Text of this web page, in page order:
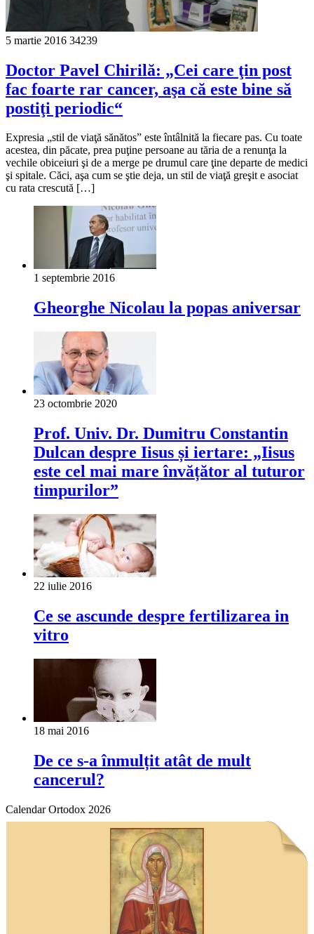
5 martie 2016 34239
Doctor Pavel Chirilă: „Cei care ţin post
fac foarte rar cancer, aşa că este bine să
postiţi periodic“
Expresia „stil de viaţă sănătos” este întâlnită la fiecare pas. Cu toate
acestea, din păcate, prea puţine persoane au tăria de a renunţa la
vechile obiceiuri şi de a merge pe drumul care ţine departe de medici
şi spitale. Căci, aşa cum se ştie deja, un stil de viaţă greşit e asociat
cu rata crescută […]
1 septembrie 2016
Gheorghe Nicolau la popas aniversar
23 octombrie 2020
Prof. Univ. Dr. Dumitru Constantin
Dulcan despre Iisus și iertare: „Iisus
este cel mai mare învățător al tuturor
timpurilor”
22 iulie 2016
Ce se ascunde despre fertilizarea in
vitro
18 mai 2016
De ce s-a înmulțit atât de mult
cancerul?
Calendar Ortodox 2026